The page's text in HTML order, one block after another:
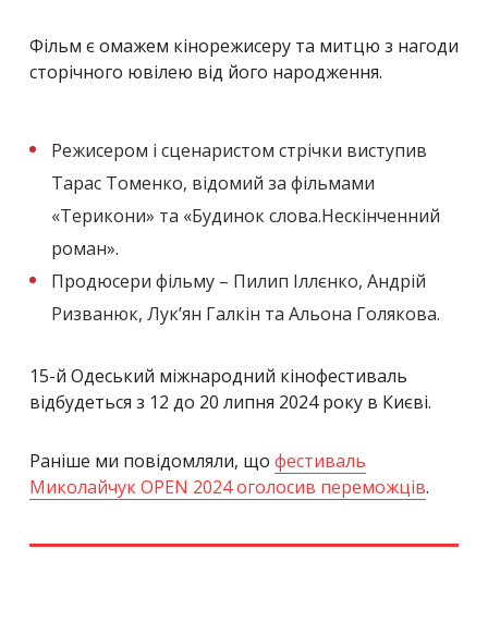
Фільм є омажем кінорежисеру та митцю з нагоди
сторічного ювілею від його народження.
Режисером і сценаристом стрічки виступив
Тарас Томенко, відомий за фільмами
«Терикони» та «Будинок слова.Нескінченний
роман».
Продюсери фільму – Пилип Іллєнко, Андрій
Ризванюк, Лук’ян Галкін та Альона Голякова.
15-й Одеський міжнародний кінофестиваль
відбудеться з 12 до 20 липня 2024 року в Києві.
Раніше ми повідомляли, що фестиваль
Миколайчук OPEN 2024 оголосив переможців.